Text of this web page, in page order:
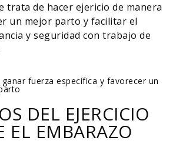
trata de hacer ejericio de manera
un mejor parto y facilitar el
y seguridad con trabajo de
fuerza específica y favorecer un
DEL EJERCICIO
EL EMBARAZO